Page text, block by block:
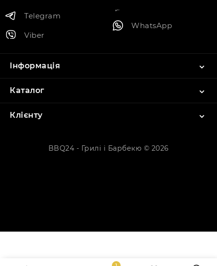
Telegram
Viber
WhatsApp
Інформація
Каталог
Клієнту
BBQ24 - Грилі і Барбекю © 2026